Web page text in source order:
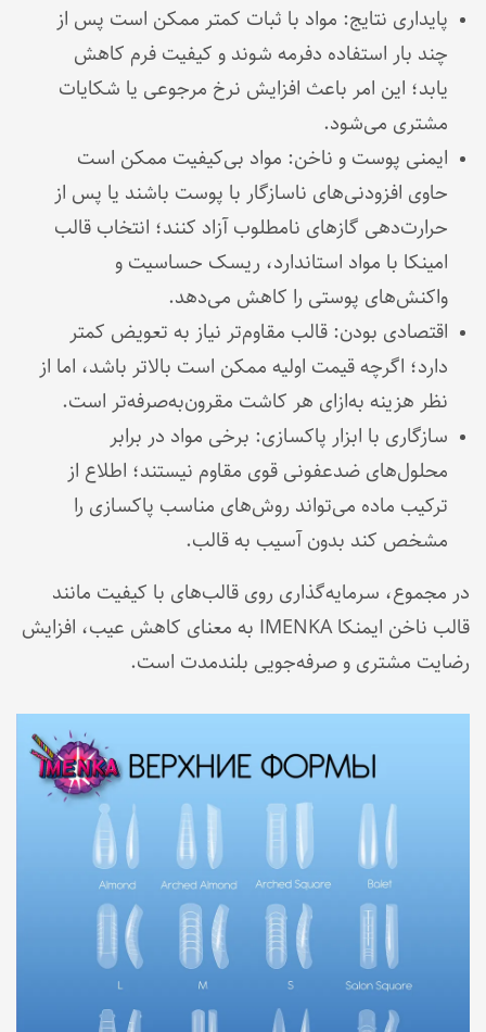
پایداری نتایج: مواد با ثبات کمتر ممکن است پس از
چند بار استفاده دفرمه شوند و کیفیت فرم کاهش
یابد؛ این امر باعث افزایش نرخ مرجوعی یا شکایات
مشتری می‌شود.
ایمنی پوست و ناخن: مواد بی‌کیفیت ممکن است
حاوی افزودنی‌های ناسازگار با پوست باشند یا پس از
حرارت‌دهی گازهای نامطلوب آزاد کنند؛ انتخاب قالب
امینکا با مواد استاندارد، ریسک حساسیت و
واکنش‌های پوستی را کاهش می‌دهد.
اقتصادی بودن: قالب مقاوم‌تر نیاز به تعویض کمتر
دارد؛ اگرچه قیمت اولیه ممکن است بالاتر باشد، اما از
نظر هزینه به‌ازای هر کاشت مقرون‌به‌صرفه‌تر است.
سازگاری با ابزار پاکسازی: برخی مواد در برابر
محلول‌های ضدعفونی قوی مقاوم نیستند؛ اطلاع از
ترکیب ماده می‌تواند روش‌های مناسب پاکسازی را
مشخص کند بدون آسیب به قالب.
در مجموع، سرمایه‌گذاری روی قالب‌های با کیفیت مانند
قالب ناخن ایمنکا IMENKA به معنای کاهش عیب، افزایش
رضایت مشتری و صرفه‌جویی بلندمدت است.